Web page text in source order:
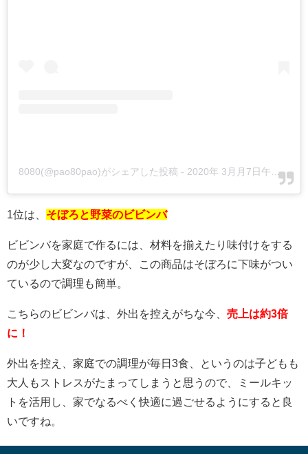
8080(@pao80pao)がシェアした投稿 - 2020年 3月月7日午前5時09分PST
1位は、 そぼろと野菜のビビンバ
ビビンバを家庭で作るには、材料を揃えたり味付けをする
のが少し大変なのですが、この商品はそぼろに下味がつい
ているので調理も簡単。
こちらのビビンバは、外出を控えがちな今、 売上は約3倍
に！
外出を控え、家庭での調理が毎日3食、というのは子どもも
大人もストレスがたまってしまうと思うので、ミールキッ
トを活用し、家でなるべく快適に過ごせるようにすると良
いですね。